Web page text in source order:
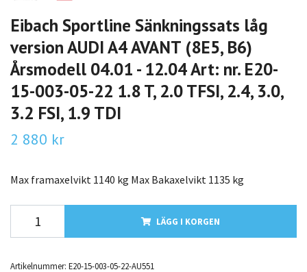
Eibach Sportline Sänkningssats låg
version AUDI A4 AVANT (8E5, B6)
Årsmodell 04.01 - 12.04 Art: nr. E20-
15-003-05-22 1.8 T, 2.0 TFSI, 2.4, 3.0,
3.2 FSI, 1.9 TDI
2 880 kr
Max framaxelvikt 1140 kg Max Bakaxelvikt 1135 kg
LÄGG I KORGEN
Artikelnummer: E20-15-003-05-22-AU551